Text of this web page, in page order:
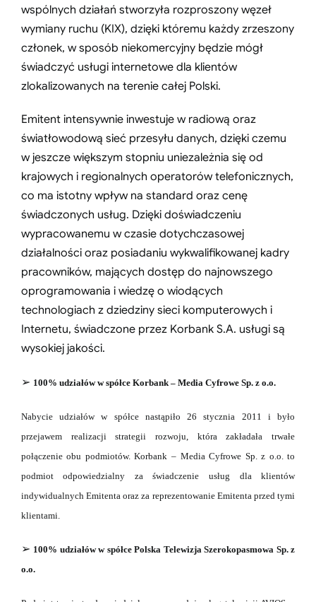
wspólnych działań stworzyła rozproszony węzeł
wymiany ruchu (KIX), dzięki któremu każdy zrzeszony
członek, w sposób niekomercyjny będzie mógł
świadczyć usługi internetowe dla klientów
zlokalizowanych na terenie całej Polski.
Emitent intensywnie inwestuje w radiową oraz
światłowodową sieć przesyłu danych, dzięki czemu
w jeszcze większym stopniu uniezależnia się od
krajowych i regionalnych operatorów telefonicznych,
co ma istotny wpływ na standard oraz cenę
świadczonych usług. Dzięki doświadczeniu
wypracowanemu w czasie dotychczasowej
działalności oraz posiadaniu wykwalifikowanej kadry
pracowników, mających dostęp do najnowszego
oprogramowania i wiedzę o wiodących
technologiach z dziedziny sieci komputerowych i
Internetu, świadczone przez Korbank S.A. usługi są
wysokiej jakości.
➢ 100% udziałów w spółce Korbank – Media Cyfrowe Sp. z o.o.
Nabycie udziałów w spółce nastąpiło 26 stycznia 2011 i było
przejawem realizacji strategii rozwoju, która zakładała trwałe
połączenie obu podmiotów. Korbank – Media Cyfrowe Sp.z o.o. to
podmiot odpowiedzialny za świadczenie usług dla klientów
indywidualnych Emitentaoraz za reprezentowanie Emitenta przed tymi
klientami.
➢ 100% udziałów w spółce Polska Telewizja Szerokopasmowa Sp. z
o.o.